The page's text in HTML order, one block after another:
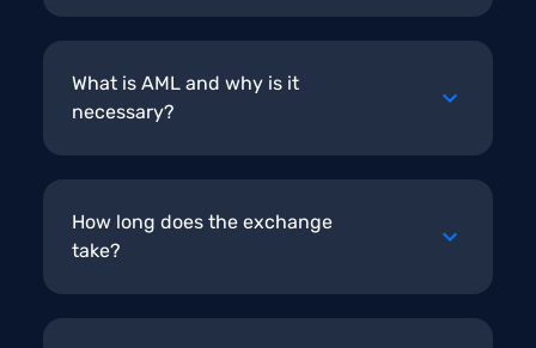
What is AML and why is it
necessary?
How long does the exchange
take?